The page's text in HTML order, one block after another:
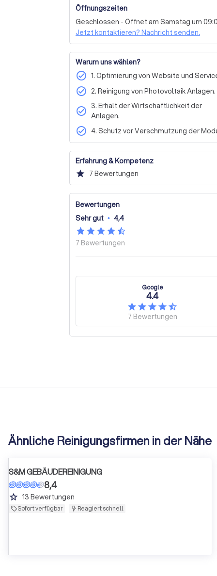
Lassen Sie uns gemeinsam dafür sorgen,
bleibt. Kontaktieren Sie uns noch heute,
darüber zu erfahren, wie wir die Leistung
Other types of cleaning
Carpet cleaning
Private Commercial
Öffnungszeiten
Geschlossen - Öffnet am Samstag um
Jetzt kontaktieren? Nachricht senden.
Warum uns wählen?
check_circle 1. Optimierung von Website und
check_circle 2. Reinigung von Photovoltaik Anlagen.
check_circle 3. Erhalt der Wirtschaftlichkeit der
Anlagen.
check_circle 4. Schutz vor Verschmutzung der
Erfahrung & Kompetenz
star 7 Bewertungen
Bewertungen
Sehr gut • 4,4
7 Bewertungen
Google
4.4
7 Bewertungen
Ähnliche Reinigungsfirmen in der Nähe
S&M GEBÄUDEREINIGUNG
8,4
grade 13 Bewertungen
Sofort verfügbar Reagiert schnell